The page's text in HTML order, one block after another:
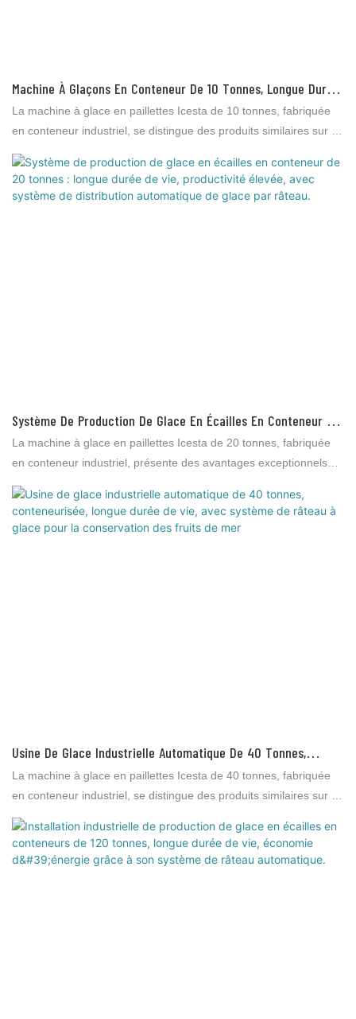
Machine À Glaçons En Conteneur De 10 Tonnes, Longue Durée
De Vie, Productivité Élevée, Avec Système Automatique De
Stockage Et De Distribution De Glace.
La machine à glace en paillettes Icesta de 10 tonnes, fabriquée
en conteneur industriel, se distingue des produits similaires sur le
exceptionnelles, lui assurant une excellente réputation. Brother
Ice System a tiré les leçons des défauts de ses produits
Système De Production De Glace En Écailles En Conteneur De
20 Tonnes : Longue Durée De Vie, Productivité Élevée, Avec
Système De Distribution Automatique De Glace Par Râteau.
La machine à glace en paillettes Icesta de 20 tonnes, fabriquée
en conteneur industriel, présente des avantages exceptionnels
par rapport aux produits similaires sur le marché, notamment en
termes de performance, de qualité et d'esthétique, ce qui lui vaut
une excellente réputation. Brother Ice System a tiré les leçons
Usine De Glace Industrielle Automatique De 40 Tonnes,
Conteneurisée, Longue Durée De Vie, Avec Système De Râteau
À Glace Pour La Conservation Des Fruits De Mer
La machine à glace en paillettes Icesta de 40 tonnes, fabriquée
en conteneur industriel, se distingue des produits similaires sur le
marché par ses performances, sa qualité et son esthétique
exceptionnelles, ce qui lui vaut une excellente réputation. Brother
Ice System a tiré les leçons des défauts de ses produits